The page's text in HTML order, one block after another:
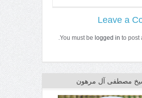
Leave a
You must be logged in to post
مصطفى آل مرهون